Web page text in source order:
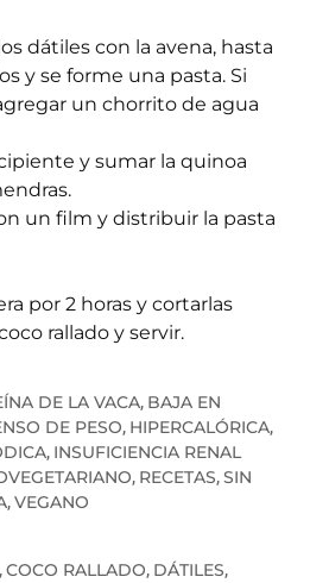
dátiles con la avena, hasta
y se forme una pasta. Si
un chorrito de agua
y sumar la quinoa
un film y distribuir la pasta
por 2 horas y cortarlas
rallado y servir.
DE LA VACA, BAJA EN
DE PESO, HIPERCALÓRICA,
, INSUFICIENCIA RENAL
, RECETAS,SIN
,VEGANO
,COCO RALLADO, DÁTILES,